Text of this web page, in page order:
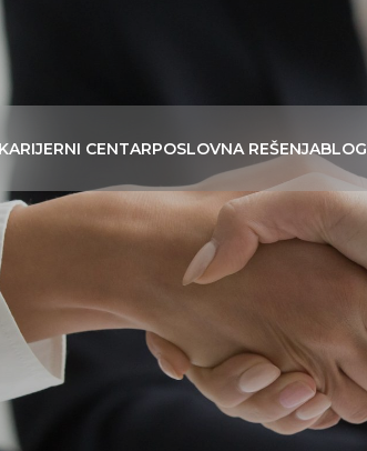
KARIJERNI CENTARPOSLOVNA REŠENJABLOG